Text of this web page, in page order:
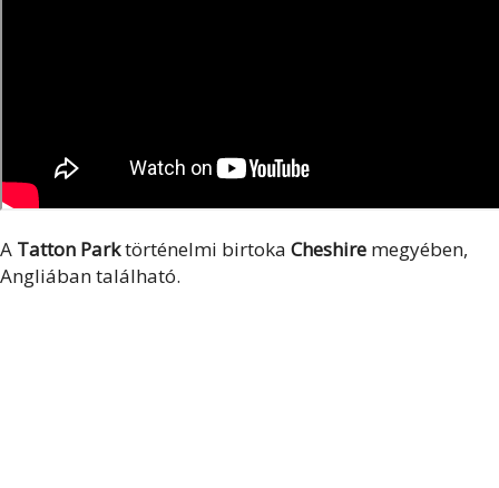
A Tatton Parktörténelmi birtoka Cheshire megyében,
Angliában található.